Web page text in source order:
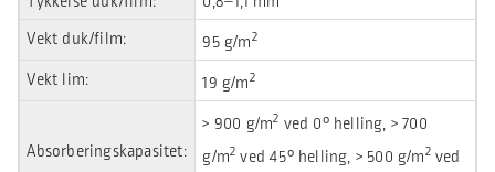
Vekt duk/film:
95 g/m2
Vekt lim: 19 g/m2
Absorberingskapasitet:
> 900 g/m2 ved 0° helling, > 700
g/m2 ved 45° helling, > 500 g/m2ved